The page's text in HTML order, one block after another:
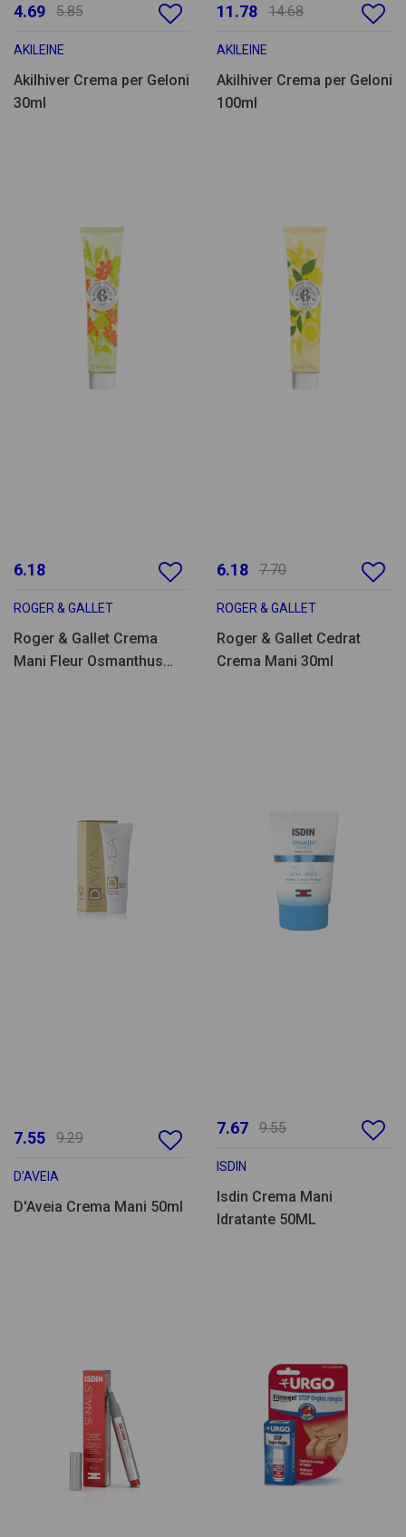
4.69 5.85
AKILEINE
Akilhiver Crema per Geloni
30ml
11.78 14.68
AKILEINE
Akilhiver Crema per Geloni
100ml
6.18
ROGER & GALLET
Roger & Gallet Crema
Mani Fleur Osmanthus
6.18 7.70
ROGER & GALLET
Roger & Gallet Cedrat
Crema Mani 30ml
7.55 9.29
D'AVEIA
D'Aveia Crema Mani 50ml
7.67 9.55
ISDIN
Isdin Crema Mani
Idratante 50ML